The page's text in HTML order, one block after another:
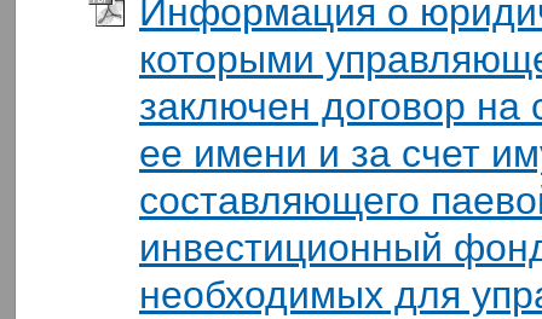
Информация о
которыми
заключен договор на
ее имени и за счет
составляющего
инвестиционный
необходимых для